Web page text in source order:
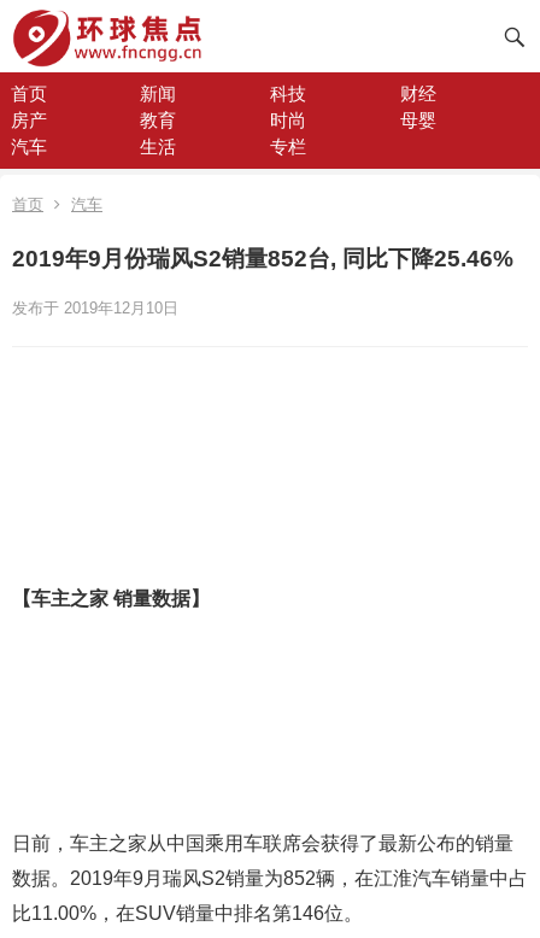
首页 新闻 科技
财经
房产
教育 时尚
母婴
汽车
生活 专栏
首页 汽车
2019年9月份瑞风S2销量852台, 同比下降25.46%
发布于 2019年12月10日
【车主之家 销量数据】
日前，车主之家从中国乘用车联席会获得了最新公布的销量
数据。2019年9月瑞风S2销量为852辆，在江淮汽车销量中占
比11.00%，在SUV销量中排名第146位。